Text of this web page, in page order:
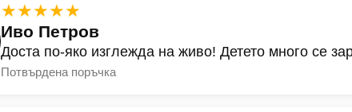
★★★★★
Иво Петров
Доста по-яко изглежда на живо! Детето много се
Потвърдена поръчка